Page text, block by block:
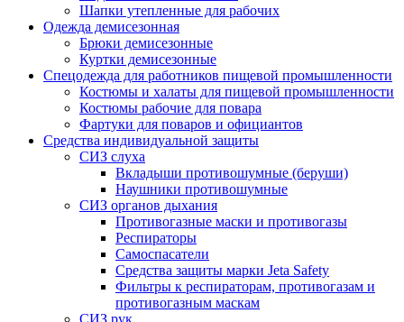
Шапки утепленные для рабочих
Одежда демисезонная
Брюки демисезонные
Куртки демисезонные
Спецодежда для работников пищевой промышленности
Костюмы и халаты для пищевой промышленности
Костюмы рабочие для повара
Фартуки для поваров и официантов
Средства индивидуальной защиты
СИЗ слуха
Вкладыши противошумные (беруши)
Наушники противошумные
СИЗ органов дыхания
Противогазные маски и противогазы
Респираторы
Самоспасатели
Средства защиты марки Jeta Safety
Фильтры к респираторам, противогазам и
противогазным маскам
СИЗ рук